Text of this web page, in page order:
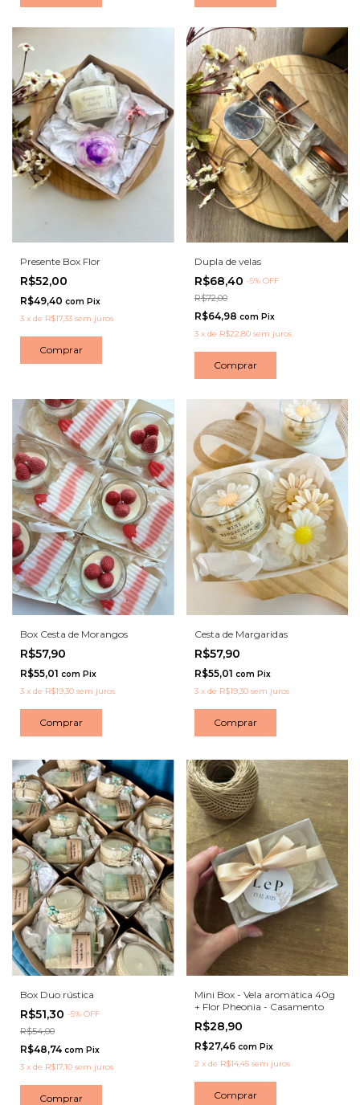
Presente Box Flor
R$52,00
R$49,40 com Pix
3 x de R$17,33 sem juros
Comprar
Dupla de velas
R$68,40 -5% OFF
R$72,00
R$64,98 com Pix
3 x de R$22,80 sem juros
Comprar
Box Cesta de Morangos
R$57,90
R$55,01 com Pix
3 x de R$19,30 sem juros
Cesta de Margaridas
R$57,90
R$55,01 com Pix
3 x de R$19,30 sem juros
Box Duo rústica
R$51,30 -5% OFF
R$54,00
R$48,74 com Pix
3 x de R$17,10 sem juros
Comprar
Mini Box - Vela aromática 40g
+ Flor Pheonia - Casamento
R$28,90
R$27,46 com Pix
2 x de R$14,45 sem juros
Comprar